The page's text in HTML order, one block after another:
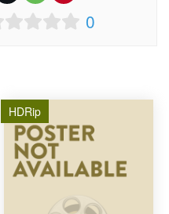
0
HDRip